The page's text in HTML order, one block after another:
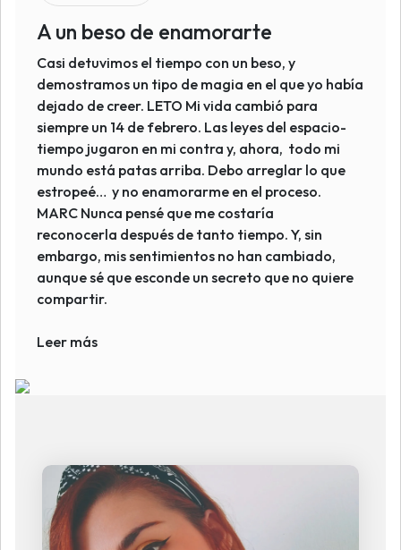
A un beso de enamorarte
Casi detuvimos el tiempo con un beso, y
demostramos un tipo de magia en el que yo había
dejado de creer. LETO Mi vida cambió para
siempre un 14 de febrero. Las leyes del espacio-
tiempo jugaron en mi contra y, ahora, todo mi
mundo está patas arriba. Debo arreglar lo que
estropeé… y no enamorarme en el proceso.
MARC Nunca pensé que me costaría
reconocerla después de tanto tiempo. Y, sin
embargo, mis sentimientos no han cambiado,
aunque sé que esconde un secreto que no quiere
compartir.
Leer más